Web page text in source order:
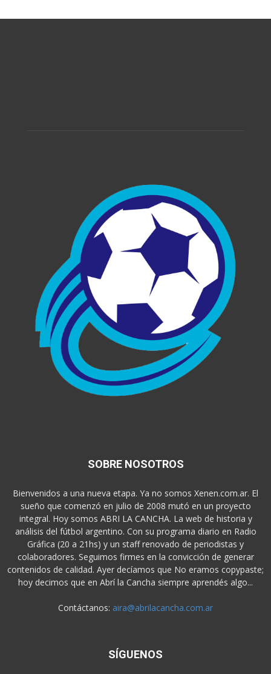
SOBRE NOSOTROS
Bienvenidos a una nueva etapa. Ya no somos Xenen.com.ar. El
sueño que comenzó en julio de 2008 mutó en un proyecto
integral. Hoy somos ABRI LA CANCHA. La web de historia y
análisis del fútbol argentino. Con su programa diario en Radio
Gráfica (20 a 21hs) y un staff renovado de periodistas y
colaboradores. Seguimos firmes en la convicción de generar
contenidos de calidad. Ayer decíamos que No eramos copypaste;
hoy decimos que en Abrí la Cancha siempre aprendés algo...
Contáctanos: aira@abrilacancha.com.ar
SÍGUENOS